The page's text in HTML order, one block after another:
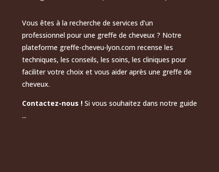
Vous êtes à la recherche de services d’un
professionnel pour une greffe de cheveux ? Notre
plateforme greffe-cheveu-lyon.com recense les
techniques, les conseils, les soins, les cliniques pour
faciliter votre choix et vous aider après une greffe de
cheveux.
Contactez-nous !Si vous souhaitez dans notre guide
...